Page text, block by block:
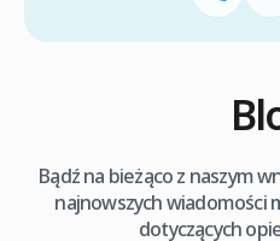
Bądź na bieżąco z naszym
najnowszych wiadomości
dotyczących